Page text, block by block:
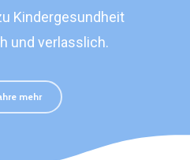
Kindergesundheit
und verlasslich.
mehr